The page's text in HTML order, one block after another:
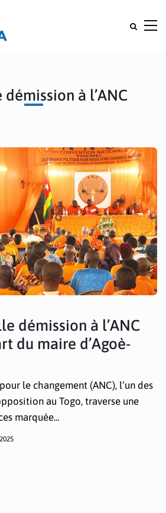
à l’ANC
démission à l’ANC
du maire d’Agoè-
le changement (ANC), l’un des
au Togo, traverse une
marquée...